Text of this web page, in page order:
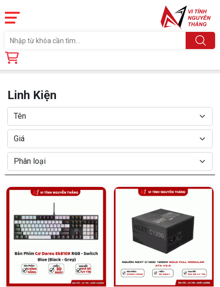
Trang chủ
Linh Kiện